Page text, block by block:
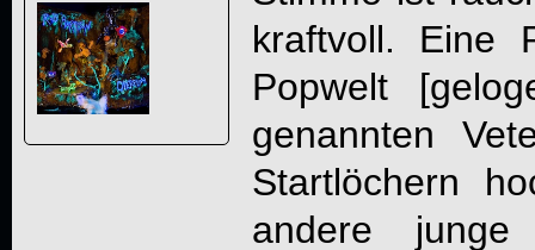
kraftvoll. Eine
Popwelt
genannten
Startlöchern
andere